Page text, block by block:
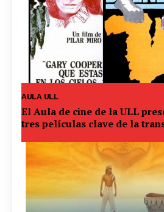
AULA ULL
El Aula de cine de la ULL
tres películas clave de la